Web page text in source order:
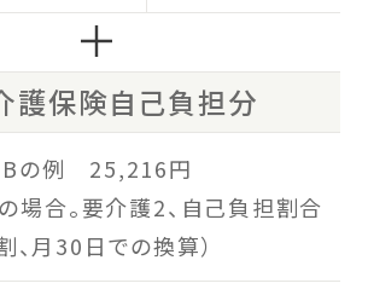
＋
介護保険自己負担分
Bの例 25,216円
場合。要介護2、自己負担割合
、月30日での換算）